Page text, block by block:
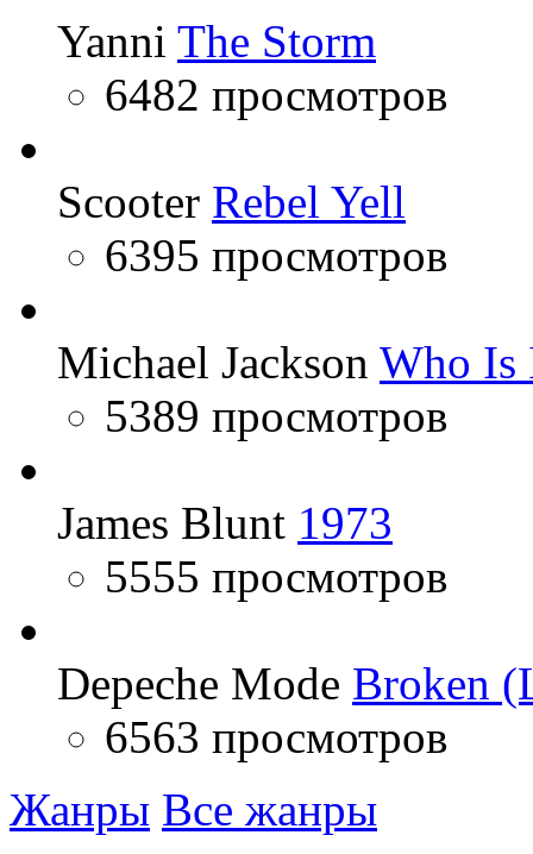
Yanni The Storm
6482 просмотров
Scooter Rebel Yell
6395 просмотров
Michael Jackson Who Is
5389 просмотров
James Blunt 1973
5555 просмотров
Depeche Mode Broken
6563 просмотров
Жанры Все жанры